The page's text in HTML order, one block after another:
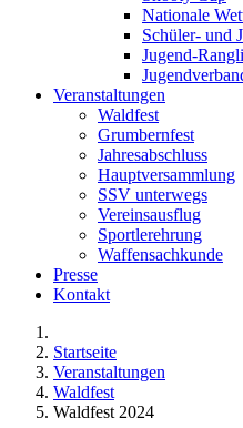
Nationale
Schüler- und
Jugend-
Veranstaltungen
Waldfest
Grumbernfest
Jahresabschluss
Hauptversammlung
SSV unterwegs
Vereinsausflug
Sportlerehrung
Waffensachkunde
Presse
Kontakt
Startseite
Veranstaltungen
Waldfest
Waldfest 2024